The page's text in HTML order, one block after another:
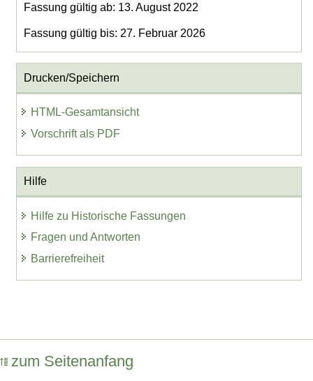
Fassung gültig ab: 13. August 2022
Fassung gültig bis: 27. Februar 2026
Drucken/Speichern
HTML-Gesamtansicht
Vorschrift als PDF
Hilfe
Hilfe zu Historische Fassungen
Fragen und Antworten
Barrierefreiheit
zum Seitenanfang